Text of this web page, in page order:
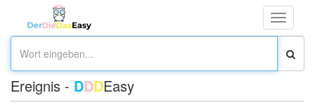
Toggle
Ereignis - DDDEasy